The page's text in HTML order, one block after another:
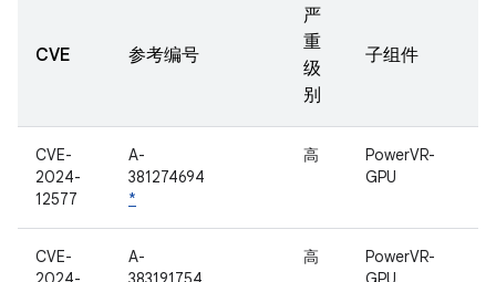
CVE 参考编号
严
重
级
别
子组件
CVE-
2024-
12577
A-
381274694
*
高
PowerVR-
GPU
CVE-
A-
高
PowerVR-